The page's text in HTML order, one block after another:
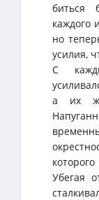
биться
каждого
но
усилия,
С
а их
Убегая